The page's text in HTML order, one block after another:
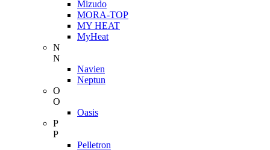
Mizudo
MORA-TOP
MY HEAT
MyHeat
N
N
Navien
Neptun
O
O
Oasis
P
P
Pelletron